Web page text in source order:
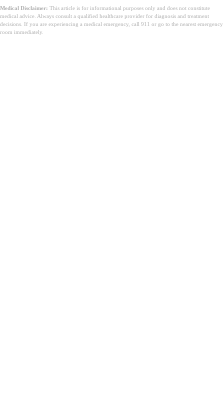
Medical Disclaimer: This article is for informational purposes only and does not constitute
medical advice. Always consult a qualified healthcare provider for diagnosis and treatment
decisions. If you are experiencing a medical emergency, call 911 or go to the nearest emergency
room immediately.